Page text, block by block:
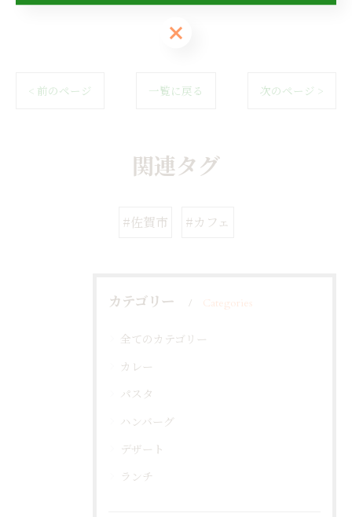
< 前のページ 一覧に戻る 次のページ >
関連タグ
#佐賀市 #カフェ
カテゴリー Categories
全てのカテゴリー
カレー
パスタ
ハンバーグ
デザート
ランチ
ご予約はこちら